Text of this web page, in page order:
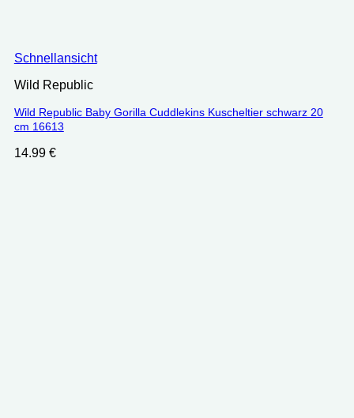
Schnellansicht
Wild Republic
Wild Republic Baby Gorilla Cuddlekins Kuscheltier schwarz 20
cm 16613
14.99 €